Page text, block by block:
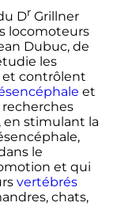
DrGrillner
locomoteurs
Dubuc, de
les
et contrôlent
et
en stimulant la
le
et qui
vertébrés
chats,